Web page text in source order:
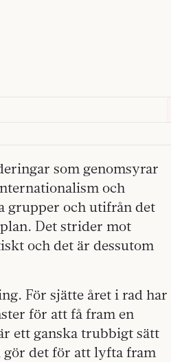
som genomsyrar
och
grupper och utifrån det
Det strider mot
och det är dessutom
För sjätte året i rad har
för att få fram en
ett ganska trubbigt sätt
gör det för att lyfta fram